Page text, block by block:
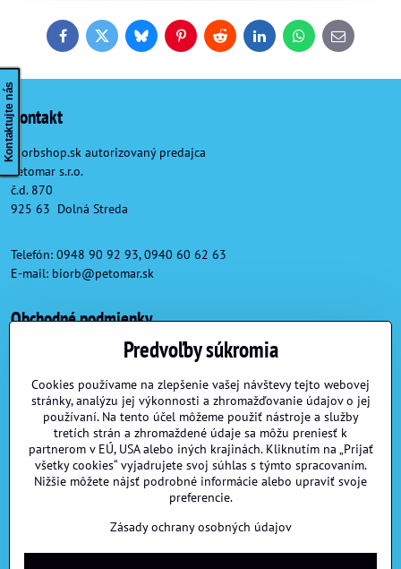
FacebookTwitterBlueskyPinterestReddit LinkedInWhatsApp
E-
mail
Kontakt
Biorbshop.sk autorizovaný predajca
Petomar s.r.o.
č.d. 870
925 63 Dolná Streda
Telefón: 0948 90 92 93, 0940 60 62 63
E-mail: biorb@petomar.sk
Obchodné podmienky
Obchodné podmienky
Reklamačné podmienky
Formulár na odstúpenie od zmluvy
Kontaktujte nás
Užitočné linky
Predvoľby súkromia
Cookies používame na zlepšenie vašej návštevy tejto webovej
stránky, analýzu jej výkonnosti a zhromažďovanie údajov o jej
používaní. Na tento účel môžeme použiť nástroje a služby
tretích strán a zhromaždené údaje sa môžu preniesť k
partnerom v EÚ, USA alebo iných krajinách. Kliknutím na „Prijať
všetky cookies“ vyjadrujete svoj súhlas s týmto spracovaním.
Nižšie môžete nájsť podrobné informácie alebo upraviť svoje
preferencie.
Zásady ochrany osobných údajov